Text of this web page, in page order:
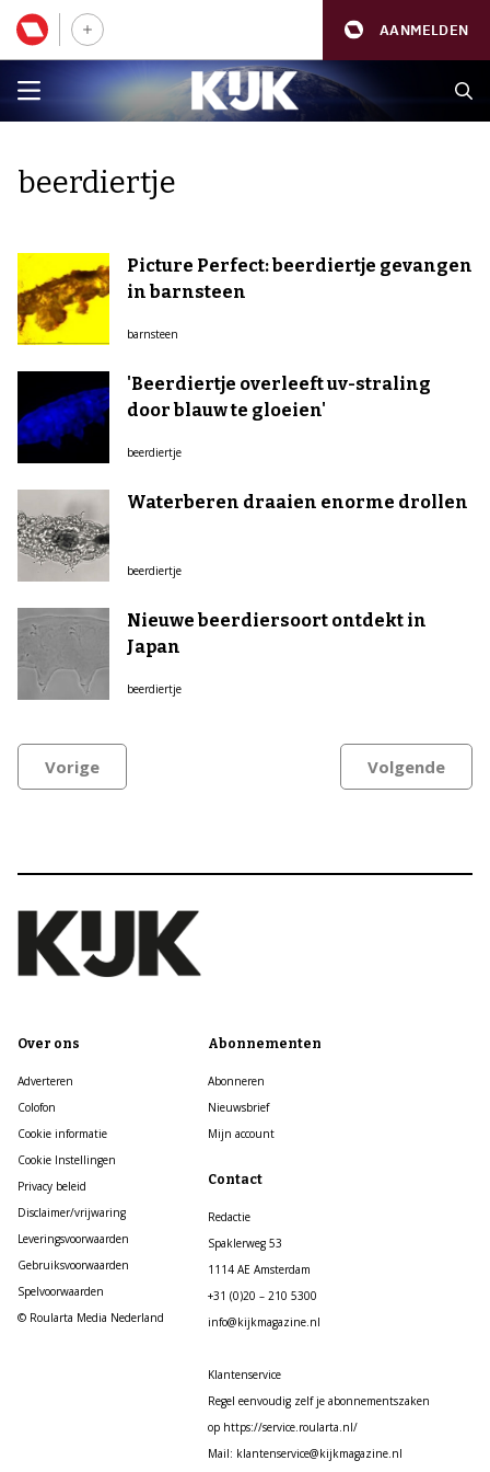
AANMELDEN
beerdiertje
Picture Perfect: beerdiertje gevangen
in barnsteen
barnsteen
'Beerdiertje overleeft uv-straling
door blauw te gloeien'
beerdiertje
Waterberen draaien enorme drollen
beerdiertje
Nieuwe beerdiersoort ontdekt in
Japan
beerdiertje
Vorige Volgende
Over ons
Adverteren
Colofon
Cookie informatie
Cookie Instellingen
Privacy beleid
Disclaimer/vrijwaring
Leveringsvoorwaarden
Gebruiksvoorwaarden
Spelvoorwaarden
© Roularta Media Nederland
Abonnementen
Abonneren
Nieuwsbrief
Mijn account
Contact
Redactie
Spaklerweg 53
1114 AE Amsterdam
+31 (0)20 – 210 5300
info@kijkmagazine.nl
Klantenservice
Regel eenvoudig zelf je abonnementszaken
op https://service.roularta.nl/
Mail: klantenservice@kijkmagazine.nl